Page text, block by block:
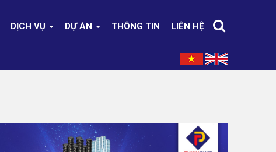
DỊCH VỤ DỰ ÁN THÔNG TIN LIÊN HỆ